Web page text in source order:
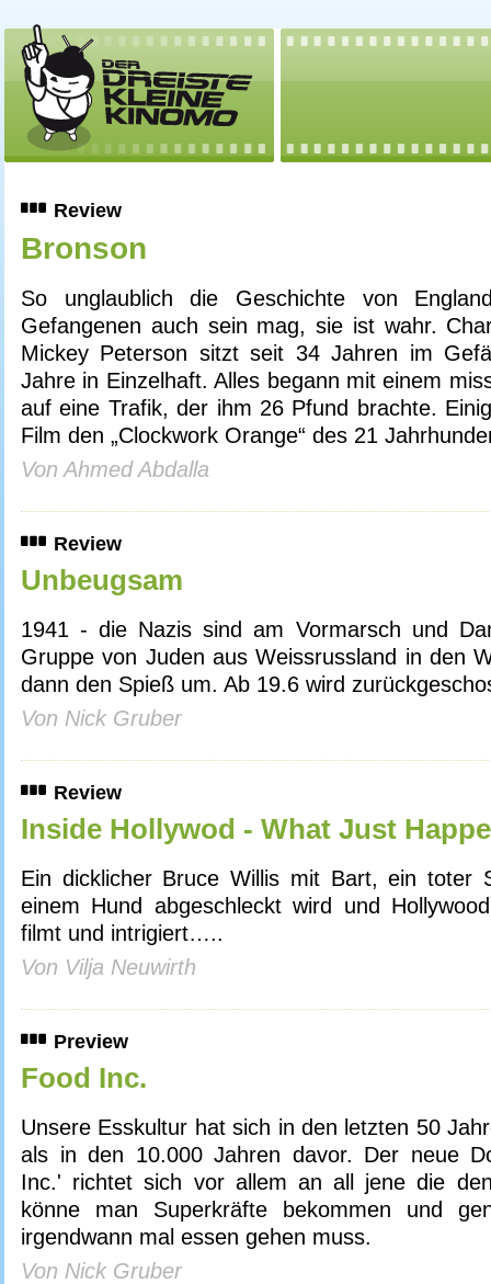
Review
Bronson
So unglaublich die Geschichte von
Gefangenen auch sein mag, sie ist wahr.
Mickey Peterson sitzt seit 34 Jahren im
Jahre in Einzelhaft. Alles begann mit einem
auf eine Trafik, der ihm 26 Pfund brachte.
Film den „Clockwork Orange“ des 21
Von Ahmed Abdalla
Review
Unbeugsam
1941 - die Nazis sind am Vormarsch und
Gruppe von Juden aus Weissrussland in den
dann den Spieß um. Ab 19.6 wird
Von Nick Gruber
Review
Inside Hollywod - What Just
Ein dicklicher Bruce Willis mit Bart, ein toter
einem Hund abgeschleckt wird und
filmt und intrigiert…..
Von Vilja Neuwirth
Preview
Food Inc.
Unsere Esskultur hat sich in den letzten 50
als in den 10.000 Jahren davor. Der neue
Inc.' richtet sich vor allem an all jene die
könne man Superkräfte bekommen und
irgendwann mal essen gehen muss.
Von Nick Gruber